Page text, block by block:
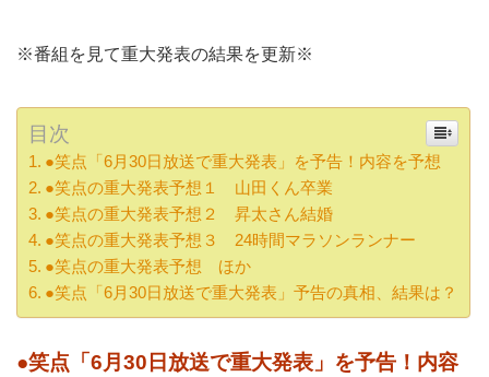
※番組を見て重大発表の結果を更新※
目次
●笑点「6月30日放送で重大発表」を予告！内容を予想
●笑点の重大発表予想１ 山田くん卒業
●笑点の重大発表予想２ 昇太さん結婚
●笑点の重大発表予想３ 24時間マラソンランナー
●笑点の重大発表予想 ほか
●笑点「6月30日放送で重大発表」予告の真相、結果は？
●笑点「6月30日放送で重大発表」を予告！内容